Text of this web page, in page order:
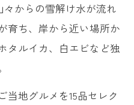
々からの雪解け水が流れ
育ち、岸から近い場所か
タルイカ、白エビなど独
当地グルメを15品セレク